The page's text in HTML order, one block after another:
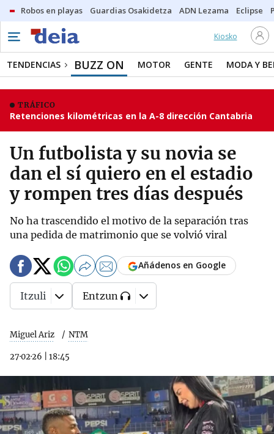
Robos en playas Guardias Osakidetza ADN Lezama Eclipse
Kiosko
TENDENCIAS BUZZ ON MOTOR GENTE MODA Y
TRÁFICO
Retenciones kilométricas en la A-8 dirección Cantabria
Un futbolista y su novia se
dan el sí quiero en el estadio
y rompen tres días después
No ha trascendido el motivo de la separación tras
una pedida de matrimonio que se volvió viral
Miguel Ariz NTM
27·02·26 18:45
Añádenos en Google
Itzuli Entzun